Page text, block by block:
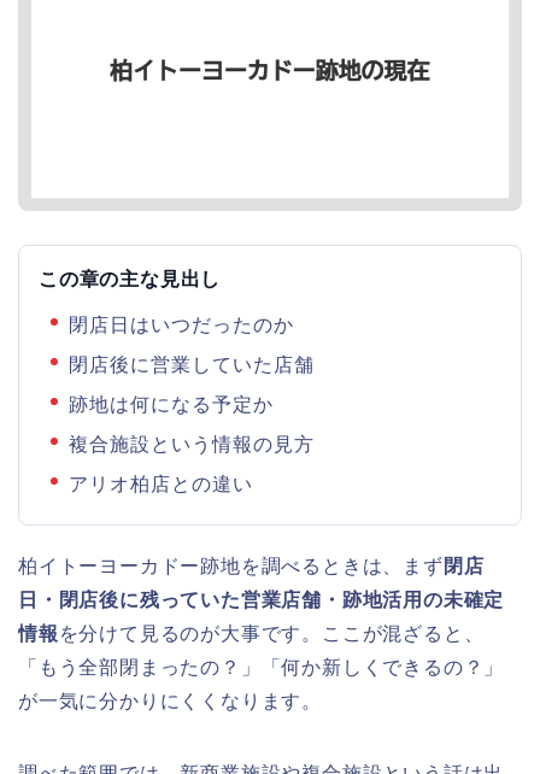
この章の主な見出し
閉店日はいつだったのか
閉店後に営業していた店舗
跡地は何になる予定か
複合施設という情報の見方
アリオ柏店との違い
柏イトーヨーカドー跡地を調べるときは、まず閉店
日・閉店後に残っていた営業店舗・跡地活用の未確定
情報 を分けて見るのが大事です。ここが混ざると、
「もう全部閉まったの？」「何か新しくできるの？」
が一気に分かりにくくなります。